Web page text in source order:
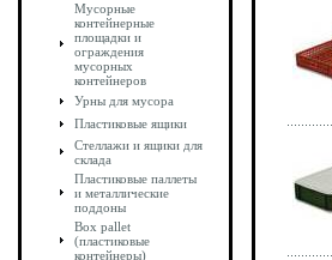
Мусорные
контейнерные
площадки и
ограждения
мусорных
контейнеров
Урны для мусора
Пластиковые ящики
Стеллажи и ящики для
склада
Пластиковые паллеты
и металлические
поддоны
Box pallet
(пластиковые
контейнеры)